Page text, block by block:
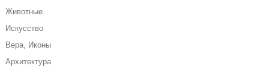
Животные
Искусство
Вера, Иконы
Архитектура